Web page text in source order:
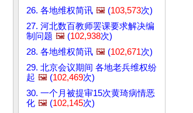
26. 各地维权简讯 🖼️ (103,573次)
27. 河北数百教师罢课要求解决编
制问题 🖼️ (102,938次)
28. 各地维权简讯 🖼️ (102,671次)
29. 北京会议期间 各地老兵维权纷
起 🖼️ (102,469次)
30. 一个月被提审15次黄琦病情恶
化 🖼️ (102,145次)